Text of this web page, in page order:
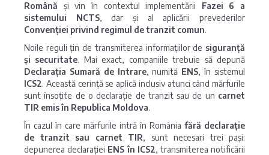
Română și vin în contextul implementării Fazei 6 a
sistemului NCTS, dar și al aplicării prevederilor
Convenției privind regimul de tranzit comun.
Noile reguli țin de transmiterea informațiilor de siguranță
și securitate. Mai exact, companiile trebuie să depună
Declarația Sumară de Intrare, numită ENS, în sistemul
ICS2. Această cerință se aplică inclusiv atunci când mărfurile
sunt însoțite de o declarație de tranzit sau de un carnet
TIR emis în Republica Moldova.
În cazul în care mărfurile intră în România fără declarație
de tranzit sau carnet TIR, sunt necesari trei pași:
depunerea declarației ENS în ICS2, transmiterea notificării